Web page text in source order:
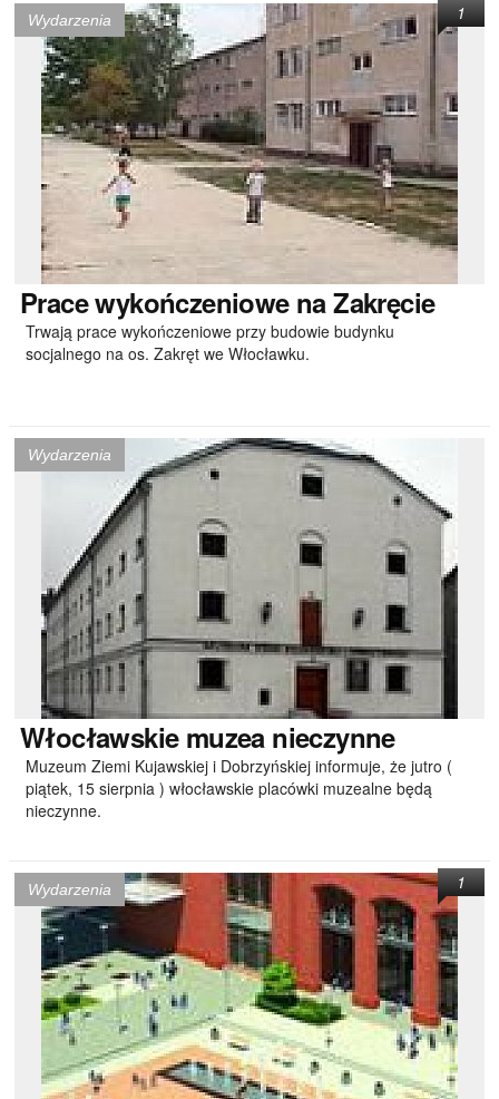
Wydarzenia
Pracewykończeniowe na Zakręcie
Trwają prace wykończeniowe przy budowie budynku
socjalnego na os. Zakręt we Włocławku.
1
Wydarzenia
Włocławskiemuzea nieczynne
Muzeum Ziemi Kujawskiej i Dobrzyńskiej informuje, że jutro (
piątek, 15 sierpnia ) włocławskie placówki muzealne będą
nieczynne.
Wydarzenia 1